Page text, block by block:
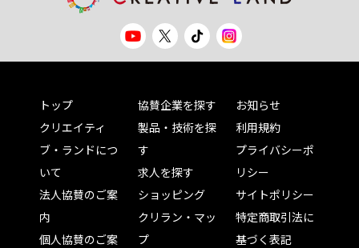
トップ
クリエイティ
ブ・ランドにつ
いて
法人協賛のご案
内
個人協賛のご案
協賛企業を探す
製品・技術を探
す
求人を探す
ショッピング
クリラン・マッ
プ
お知らせ
利用規約
プライバシーポ
リシー
サイトポリシー
特定商取引法に
基づく表記